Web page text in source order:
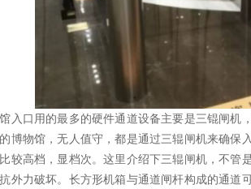
入口用的最多的硬件通道设备主要是三锟闸机
博物馆，无人值守，都是通过三辊闸机来确保
较高档，显档次。这里介绍下三辊闸机，不管
外力破坏。长方形机箱与通道闸杆构成的通道